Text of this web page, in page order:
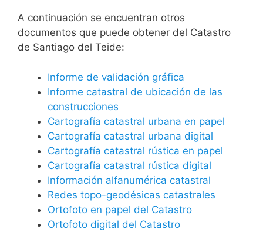
A continuación se encuentran otros
documentos que puede obtener del Catastro
de Santiago del Teide:
Informe de validación gráfica
Informe catastral de ubicación de las
construcciones
Cartografía catastral urbana en papel
Cartografía catastral urbana digital
Cartografía catastral rústica en papel
Cartografía catastral rústica digital
Información alfanumérica catastral
Redes topo-geodésicas catastrales
Ortofoto en papel del Catastro
Ortofoto digital del Catastro